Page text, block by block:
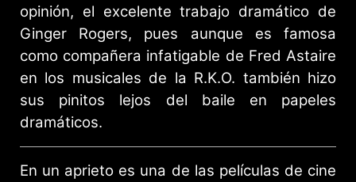
opinión, el excelente trabajo dramático de
Ginger Rogers, pues aunque es famosa
como compañera infatigable de Fred Astaire
en los musicales de la R.K.O. también hizo
sus pinitos lejos del baile en papeles
dramáticos.
En un aprieto es una de las películas de cine